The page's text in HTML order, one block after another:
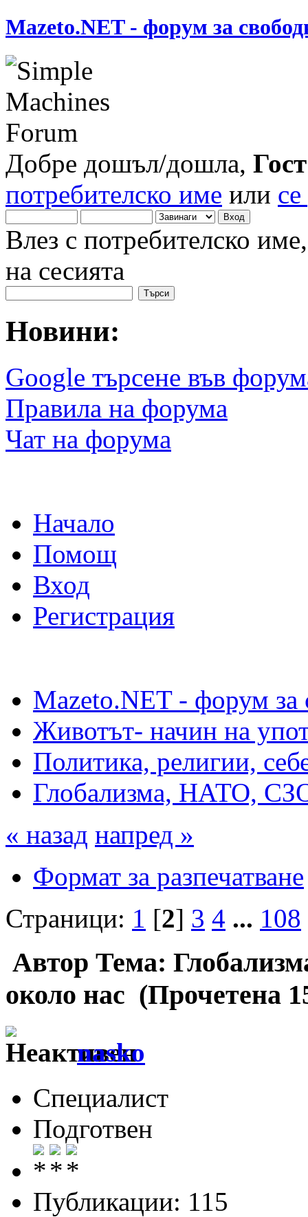
Mazeto.NET - форум за
Добре дошъл/дошла, Гост
потребителско име или
Влез с потребителско
на сесията
Новини:
Google търсене във
Правила на форума
Чат на форума
Начало
Помощ
Вход
Регистрация
Mazeto.NET - форум за
Животът- начин на
Политика, религии,
Глобализма, НАТО,
« назад напред »
Формат за разпечатване
Страници: 1 [2] 3 4 ... 108
Автор Тема:
около нас (Прочетена
nasko
Специалист
Подготвен
Публикации: 115